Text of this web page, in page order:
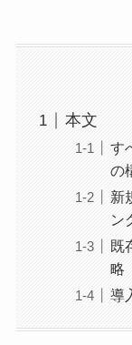
本文
す
の
新
ン
既
略
導